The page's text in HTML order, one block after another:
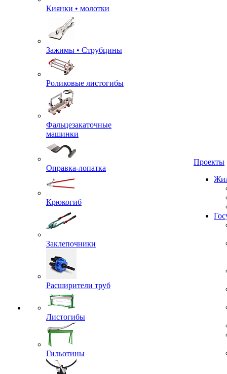
Киянки • молотки
Зажимы • Струбцины
Роликовые листогибы
Фальцезакаточные
машинки
Оправка-лопатка
Крюкогиб
Заклепочники
Расширители труб
Листогибы
Гильотины